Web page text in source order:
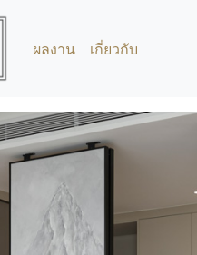
ผลงาน เกี่ยวกับ